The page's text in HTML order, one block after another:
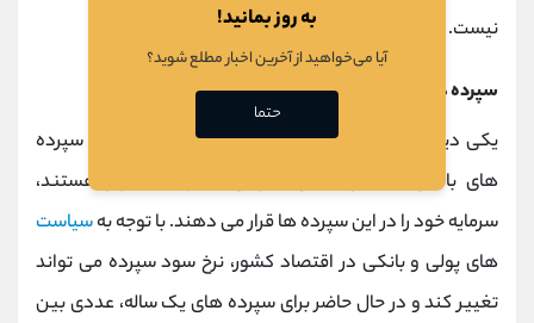
نیست.
سپرده های بانکی
یکی دیگر از بخش ها برایسرمایه گذاری در زمان تورم
، سپرده
های بانکی است و معمولا افرادی که
گریز هستند،
سرمایه خود را در این سپرده ها قرار می دهند. با توجه بهسیاست
های پولی و بانکی در اقتصاد کشور، نرخ سود سپرده می تواند
تغییر کند و در حال حاضر برای سپرده های یک ساله، عددی بین
به روز بمانید!
آیا می‌خواهید از آخرین اخبار مطلع شوید؟
حتما